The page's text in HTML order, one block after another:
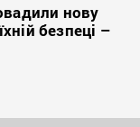
нову
безпеці –